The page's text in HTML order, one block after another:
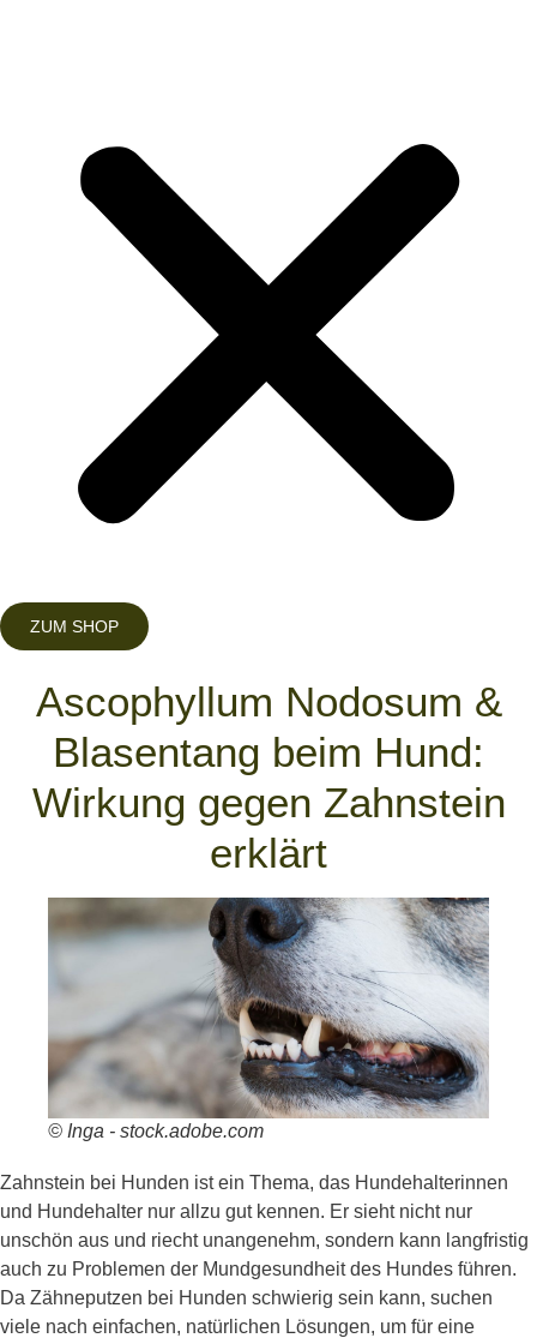
ZUM SHOP
Ascophyllum Nodosum &
Blasentang beim Hund:
Wirkung gegen Zahnstein
erklärt
© Inga - stock.adobe.com
Zahnstein bei Hunden ist ein Thema, das Hundehalterinnen
und Hundehalter nur allzu gut kennen. Er sieht nicht nur
unschön aus und riecht unangenehm, sondern kann langfristig
auch zu Problemen der Mundgesundheit des Hundes führen.
Da Zähneputzen bei Hunden schwierig sein kann, suchen
viele nach einfachen, natürlichen Lösungen, um für eine